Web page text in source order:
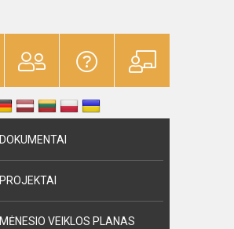
DOKUMENTAI
PROJEKTAI
MĖNESIO VEIKLOS PLANAS